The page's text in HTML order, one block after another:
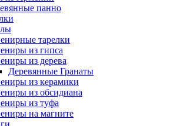
панно
тарелки
из гипса
из дерева
Деревянные Гранаты
из керамики
из обсидиана
из туфа
на магните